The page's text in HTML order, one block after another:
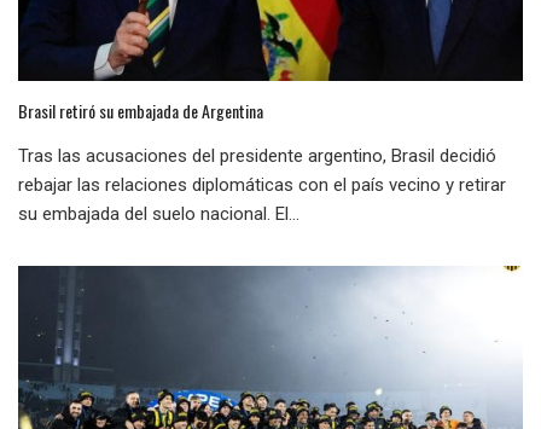
Brasil retiró su embajada de Argentina
Tras las acusaciones del presidente argentino, Brasil decidió
rebajar las relaciones diplomáticas con el país vecino y retirar
su embajada del suelo nacional. El...